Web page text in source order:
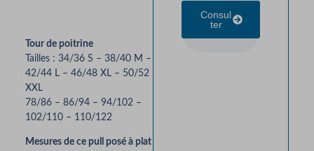
Tour de poitrine
Tailles : 34/36 S – 38/40 M –
42/44 L – 46/48 XL – 50/52
XXL
78/86 – 86/94 – 94/102 –
102/110 – 110/122
Mesures de ce pull posé à plat
Consul
Ter